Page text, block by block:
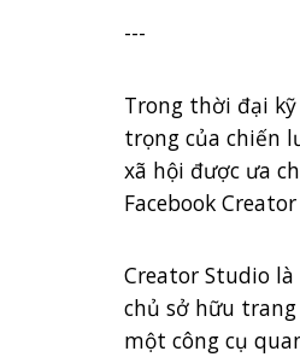
---
Trong thời đại
trọng của chiến
xã hội được ưa
Facebook
Creator Studio
chủ sở hữu
một công cụ